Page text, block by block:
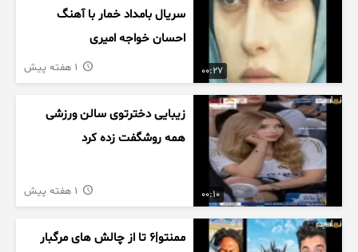
00:27
سریال بامداد خمار با آهنگ
احسان خواجه امیری
00:10
زیبایی دخترتوی سالن ورزشی
همه روشگفت زده کرد
ممنتو|۶ تا از چالش های مرگبار